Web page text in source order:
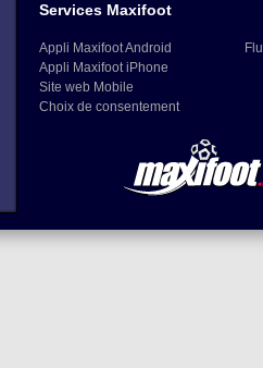
Services Maxifoot
Appli Maxifoot Android
Appli Maxifoot iPhone
Site web Mobile
Choix de consentement